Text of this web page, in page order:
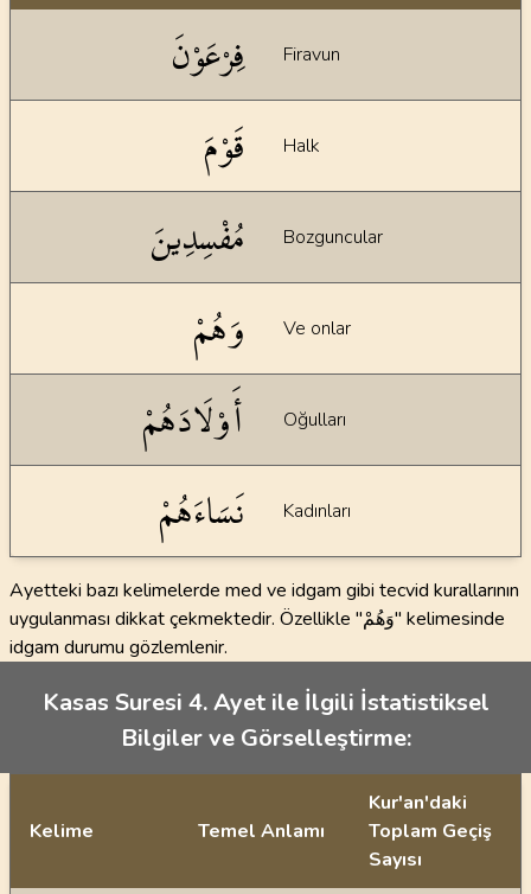
فِرْعَوْنَ Firavun
قَوْمَ Halk
مُفْسِدِينَ Bozguncular
وَهُمْ Ve onlar
أَوْلَادَهُمْ Oğulları
نَسَاءَهُمْ Kadınları
Ayetteki bazı kelimelerde med ve idgam gibi tecvid kurallarının
uygulanması dikkat çekmektedir. Özellikle "وَهُمْ" kelimesinde
idgam durumu gözlemlenir.
Kasas Suresi 4. Ayet ile İlgili İstatistiksel
Bilgiler ve Görselleştirme:
Kelime Temel Anlamı
Kur'an'daki
Toplam Geçiş
Sayısı